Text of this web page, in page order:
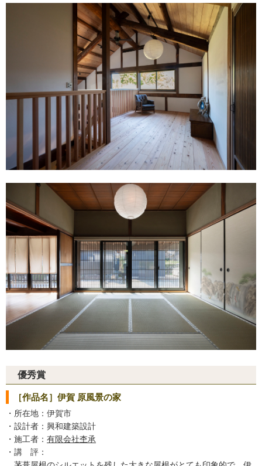
優秀賞
［作品名］伊賀 原風景の家
・所在地：伊賀市
・設計者：興和建築設計
・施工者： 有限会社杢承
・講 評：